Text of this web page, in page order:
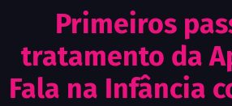
Primeiros
tratamento da
Fala na Infância